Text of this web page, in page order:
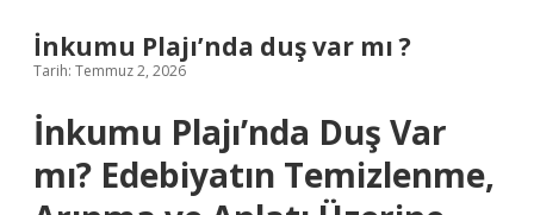
İnkumu Plajı’nda duş var mı ?
Tarih: Temmuz 2, 2026
İnkumu Plajı’nda Duş Var
mı? Edebiyatın Temizlenme,